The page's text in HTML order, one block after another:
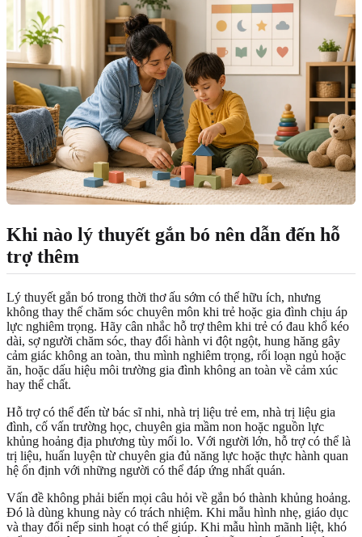
Khi nào lý thuyết gắn bó nên dẫn đến hỗ
trợ thêm
Lý thuyết gắn bó trong thời thơ ấu sớm có thể hữu ích, nhưng
không thay thế chăm sóc chuyên môn khi trẻ hoặc gia đình chịu áp
lực nghiêm trọng. Hãy cân nhắc hỗ trợ thêm khi trẻ có đau khổ kéo
dài, sợ người chăm sóc, thay đổi hành vi đột ngột, hung hăng gây
cảm giác không an toàn, thu mình nghiêm trọng, rối loạn ngủ hoặc
ăn, hoặc dấu hiệu môi trường gia đình không an toàn về cảm xúc
hay thể chất.
Hỗ trợ có thể đến từ bác sĩ nhi, nhà trị liệu trẻ em, nhà trị liệu gia
đình, cố vấn trường học, chuyên gia mầm non hoặc nguồn lực
khủng hoảng địa phương tùy mối lo. Với người lớn, hỗ trợ có thể là
trị liệu, huấn luyện từ chuyên gia đủ năng lực hoặc thực hành quan
hệ ổn định với những người có thể đáp ứng nhất quán.
Vấn đề không phải biến mọi câu hỏi về gắn bó thành khủng hoảng.
Đó là dùng khung này có trách nhiệm. Khi mẫu hình nhẹ, giáo dục
và thay đổi nếp sinh hoạt có thể giúp. Khi mẫu hình mãnh liệt, khó